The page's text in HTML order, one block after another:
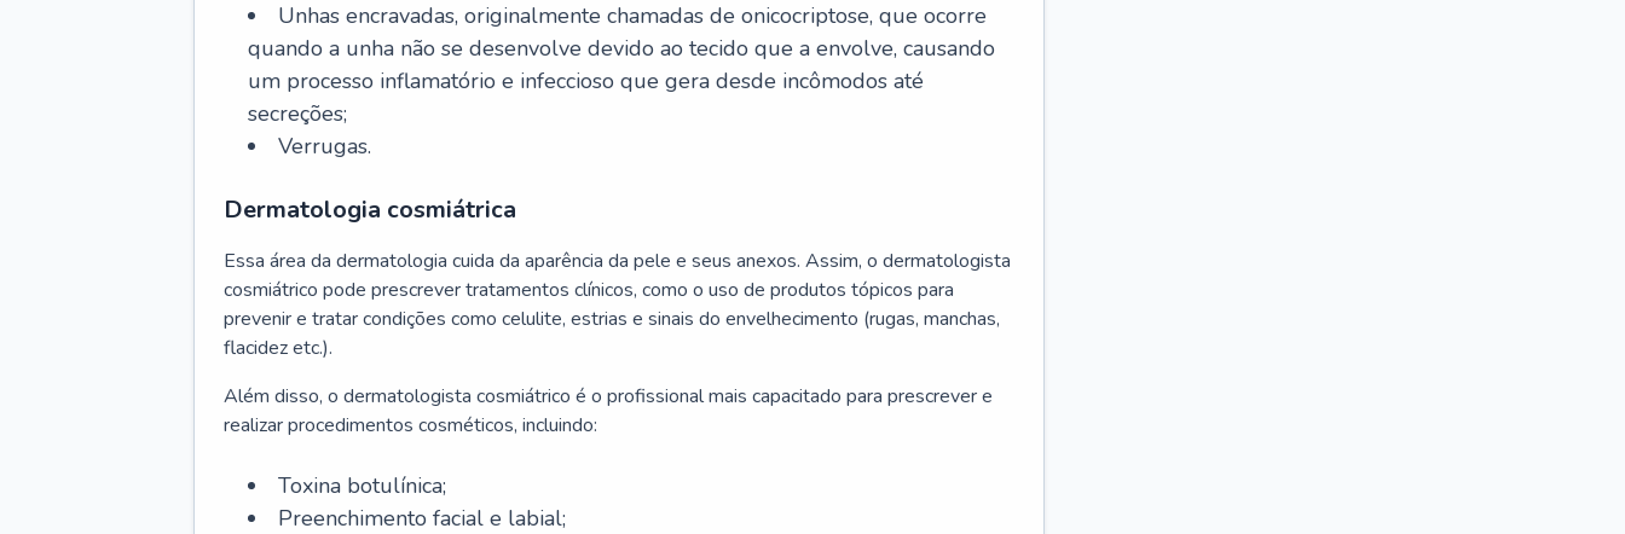
Unhas encravadas, originalmente chamadas de onicocriptose, que ocorre
quando a unha não se desenvolve devido ao tecido que a envolve, causando
um processo inflamatório e infeccioso que gera desde incômodos até
secreções;
Verrugas.
Dermatologia cosmiátrica
Essa área da dermatologia cuida da aparência da pele e seus anexos. Assim, o dermatologista
cosmiátrico pode prescrever tratamentos clínicos, como o uso de produtos tópicos para
prevenir e tratar condições como celulite, estrias e sinais do envelhecimento (rugas, manchas,
flacidez etc.).
Além disso, o dermatologista cosmiátrico é o profissional mais capacitado para prescrever e
realizar procedimentos cosméticos, incluindo:
Toxina botulínica;
Preenchimento facial e labial;